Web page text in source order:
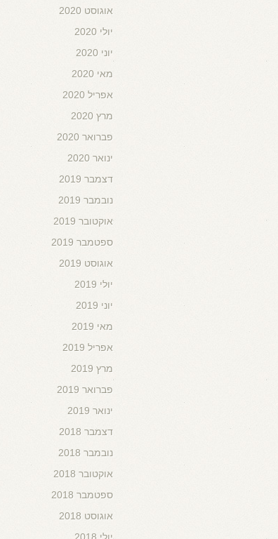
אוגוסט 2020
יולי 2020
יוני 2020
מאי 2020
אפריל 2020
מרץ 2020
פברואר 2020
ינואר 2020
דצמבר 2019
נובמבר 2019
אוקטובר 2019
ספטמבר 2019
אוגוסט 2019
יולי 2019
יוני 2019
מאי 2019
אפריל 2019
מרץ 2019
פברואר 2019
ינואר 2019
דצמבר 2018
נובמבר 2018
אוקטובר 2018
ספטמבר 2018
אוגוסט 2018